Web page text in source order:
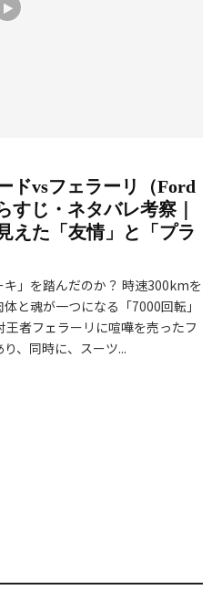
ドvsフェラーリ（Ford
じ・ネタバレ考察｜
えた「友情」と「プラ
」を踏んだのか？ 時速300kmを
と魂が一つになる「7000回転」
者フェラーリに喧嘩を売ったフ
、同時に、スーツ...